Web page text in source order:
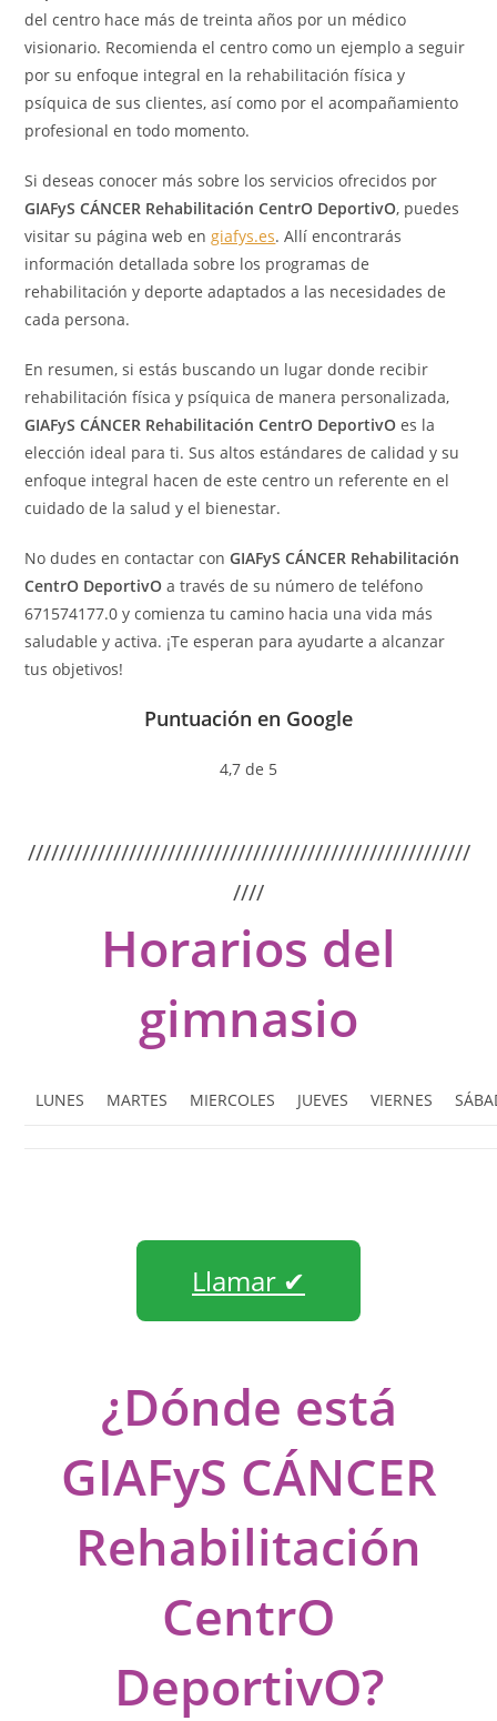
del centro hace más de treinta años por un médico
visionario. Recomienda el centro como un ejemplo a seguir
por su enfoque integral en la rehabilitación física y
psíquica de sus clientes, así como por el acompañamiento
profesional en todo momento.
Si deseas conocer más sobre los servicios ofrecidos por
GIAFyS CÁNCER Rehabilitación CentrO DeportivO, puedes
visitar su página web engiafys.es. Allí encontrarás
información detallada sobre los programas de
rehabilitación y deporte adaptados a las necesidades de
cada persona.
En resumen, si estás buscando un lugar donde recibir
rehabilitación física y psíquica de manera personalizada,
GIAFyS CÁNCER Rehabilitación CentrO DeportivO es la
elección ideal para ti. Sus altos estándares de calidad y su
enfoque integral hacen de este centro un referente en el
cuidado de la salud y el bienestar.
No dudes en contactar conGIAFyS CÁNCER Rehabilitación
CentrO DeportivO a través de su número de teléfono
671574177.0 y comienza tu camino hacia una vida más
saludable y activa. ¡Te esperan para ayudarte a alcanzar
tus objetivos!
Puntuación en Google
4,7 de 5
/////////////////////////////////////////////////////////
////
Horarios del
gimnasio
LUNES MARTES MIERCOLES JUEVES VIERNES
Llamar ✔
¿Dónde está
GIAFyS CÁNCER
Rehabilitación
CentrO
DeportivO?